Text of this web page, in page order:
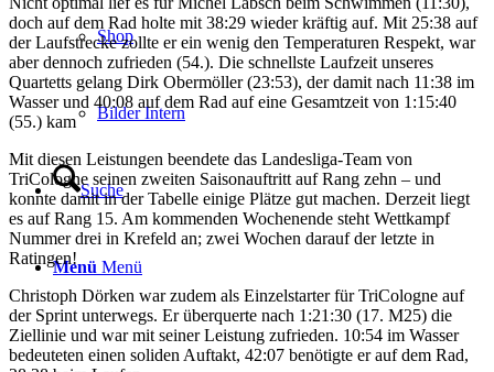
Shop
Bilder Intern
Suche
Menü Menü
doch auf dem Rad holte mit 38:29 wieder kräftig auf. Mit 25:38 auf
der Laufstrecke zollte er ein wenig den Temperaturen Respekt, war
aber dennoch zufrieden (54.). Die schnellste Laufzeit unseres
Quartetts gelang Dirk Obermöller (23:53), der damit nach 11:38 im
Wasser und 40:08 auf dem Rad auf eine Gesamtzeit von 1:15:40
(55.) kam
Mit diesen Leistungen beendete das Landesliga-Team von
TriCologne seinen zweiten Saisonauftritt auf Rang zehn – und
konnte damit in der Tabelle einige Plätze gut machen. Derzeit liegt
es auf Rang 15. Am kommenden Wochenende steht Wettkampf
Nummer drei in Krefeld an; zwei Wochen darauf der letzte in
Ratingen!
Christoph Dörken war zudem als Einzelstarter für TriCologne auf
der Sprint unterwegs. Er überquerte nach 1:21:30 (17. M25) die
Ziellinie und war mit seiner Leistung zufrieden. 10:54 im Wasser
bedeuteten einen soliden Auftakt, 42:07 benötigte er auf dem Rad,